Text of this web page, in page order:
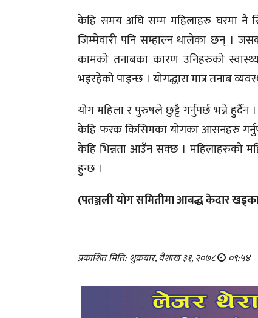
केहि समय अघि सम्म महिलाहरु घरमा नै
जिम्मेवारी पनि सम्हाल्न थालेका छन् ।
कामको तनाबका कारण उनिहरुको
भइरहेको पाइन्छ । योगद्धारा मात्र तनाब
योग महिला र पुरुषले छुट्टै गर्नुपर्छ भन्ने
केहि फरक किसिमका योगका आसनहरु
केहि भिन्नता आउँन सक्छ । महिलाहरुको
हुन्छ ।
(पतञ्जली योग समितीमा आबद्ध केदार
प्रकाशित मिति: शुक्रबार, वैशाख ३१, २०७८ ०९:५४